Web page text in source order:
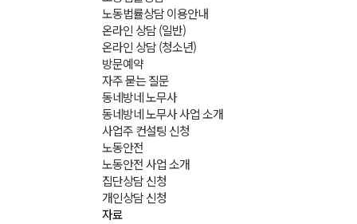
노동법률상담 이용안내
온라인 상담 (일반)
온라인 상담 (청소년)
방문예약
자주 묻는 질문
동네방네 노무사
동네방네 노무사 사업 소개
사업주 컨설팅 신청
노동안전
노동안전 사업 소개
집단상담 신청
개인상담 신청
자료